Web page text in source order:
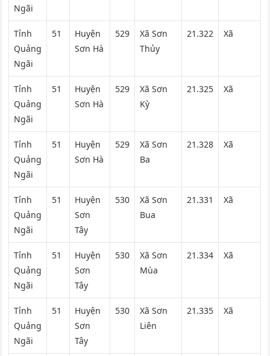
Ngãi
Tỉnh
Quảng
Ngãi
51
Huyện
Sơn Hà
529
Xã Sơn
Thủy
21.322 Xã
Tỉnh
Quảng
Ngãi
51
Huyện
Sơn Hà
529
Xã Sơn
Kỳ
21.325 Xã
Tỉnh
Quảng
Ngãi
51
Huyện
Sơn Hà
529
Xã Sơn
Ba
21.328 Xã
Tỉnh
Quảng
Ngãi
51
Huyện
Sơn
Tây
530
Xã Sơn
Bua
21.331 Xã
Tỉnh
Quảng
Ngãi
51
Huyện
Sơn
Tây
530
Xã Sơn
Mùa
21.334 Xã
Tỉnh
Quảng
Ngãi
51
Huyện
Sơn
Tây
530
Xã Sơn
Liên
21.335 Xã